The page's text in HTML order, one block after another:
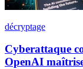
décryptage
Cyberattaque
OpenAI